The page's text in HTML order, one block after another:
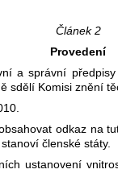
Článek 2
Provedení
a správní
sdělí Komisi znění
odkaz na
členské státy.
ustanovení
-